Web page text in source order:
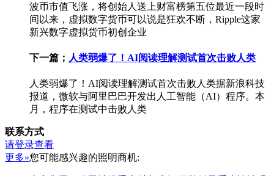
波币市值飞涨，将创始人送上财富榜第五位最近一段时
间以来，虚拟数字货币可以说是狂欢不断，Ripple这家
新兴数字虚拟货币初创企业
下一篇； 人类弱爆了！AI阅读理解测试首次击败人类
人类弱爆了！AI阅读理解测试首次击败人类据新浪科技
报道，微软与阿里巴巴开发出人工智能（AI）程序。本
月，程序在测试中击败人类
联系方式
请登录查看
更多»您可能感兴趣的照明商机: